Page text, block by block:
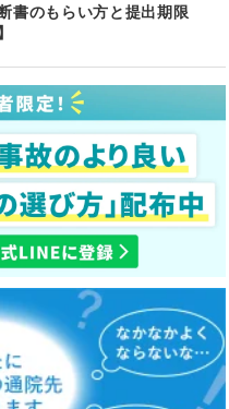
書のもらい方と提出期限